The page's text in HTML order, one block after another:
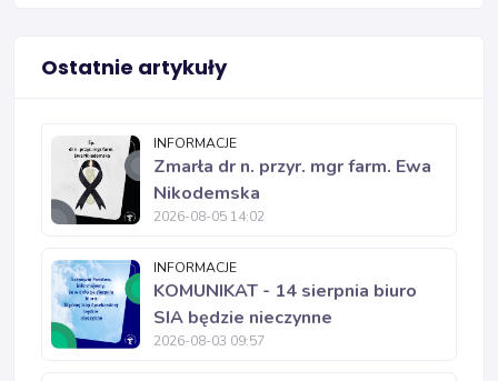
Ostatnie artykuły
INFORMACJE
Zmarła dr n. przyr. mgr farm. Ewa
Nikodemska
2026-08-05 14:02
INFORMACJE
KOMUNIKAT - 14 sierpnia biuro
SIA będzie nieczynne
2026-08-03 09:57